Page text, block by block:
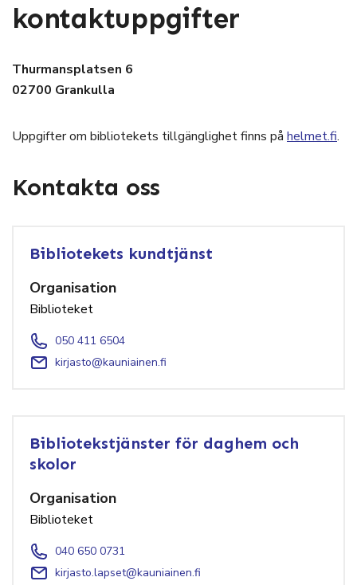
kontaktuppgifter
Thurmansplatsen 6
02700 Grankulla
Uppgifter om bibliotekets tillgänglighet finns på helmet.fi.
Kontakta oss
Bibliotekets kundtjänst
Organisation
Biblioteket
050 411 6504
kirjasto@kauniainen.fi
Bibliotekstjänster för daghem och
skolor
Organisation
Biblioteket
040 650 0731
kirjasto.lapset@kauniainen.fi